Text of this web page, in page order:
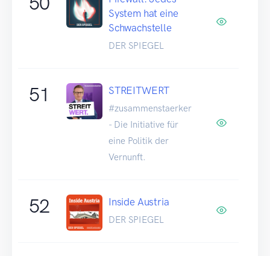
System hat eine
Schwachstelle
DER SPIEGEL
51 STREITWERT
#zusammenstaerker
- Die Initiative für
eine Politik der
Vernunft.
52 Inside Austria
DER SPIEGEL